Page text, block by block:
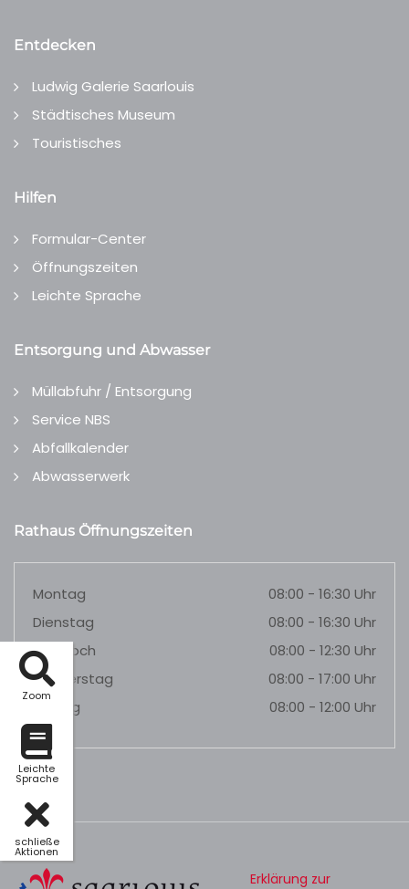
Zoom
Leichte
Sprache
schließe
Aktionen
Entdecken
Ludwig Galerie Saarlouis
Städtisches Museum
Touristisches
Hilfen
Formular-Center
Öffnungszeiten
Leichte Sprache
Entsorgung und Abwasser
Müllabfuhr / Entsorgung
Service NBS
Abfallkalender
Abwasserwerk
Rathaus Öffnungszeiten
Montag
08:00 - 16:30 Uhr
Dienstag
08:00 - 16:30 Uhr
Mittwoch
08:00 - 12:30 Uhr
Donnerstag
08:00 - 17:00 Uhr
Freitag
08:00 - 12:00 Uhr
Erklärung zur